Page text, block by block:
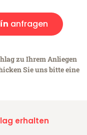
anfragen
zu Ihrem Anliegen
Sie uns bitte eine
erhalten